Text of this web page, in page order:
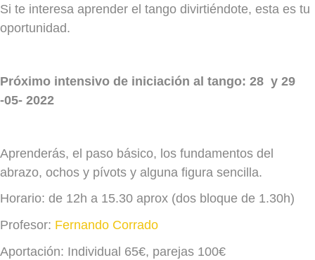
Si te interesa aprender el tango divirtiéndote, esta es tu
oportunidad.
Próximo intensivo de iniciación al tango: 28 y 29
-05- 2022
Aprenderás, el paso básico, los fundamentos del
abrazo, ochos y pívots y alguna figura sencilla.
Horario: de 12h a 15.30 aprox (dos bloque de 1.30h)
Profesor: Fernando Corrado
Aportación: Individual 65€, parejas 100€